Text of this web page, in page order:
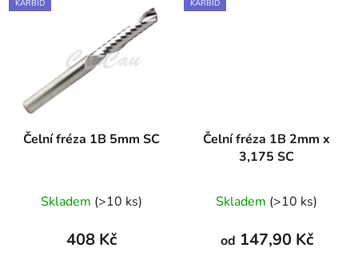
KARBID
Čelní fréza 1B 5mm SC
Skladem (>10 ks)
408 Kč
KARBID
Čelní fréza 1B 2mm x
3,175 SC
Skladem (>10 ks)
od 147,90 Kč